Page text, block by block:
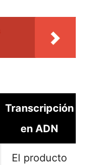
Transcripción
en ADN
El producto